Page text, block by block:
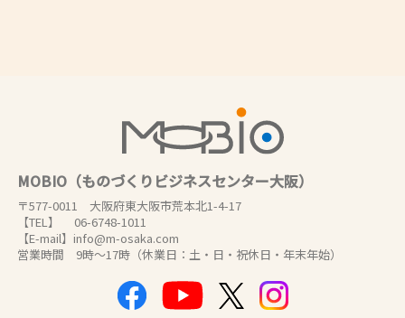
MOBIO（ものづくりビジネスセンター大阪）
〒577-0011 大阪府東大阪市荒本北1-4-17
【TEL】 06-6748-1011
【E-mail】info@m-osaka.com
営業時間 9時～17時（休業日：土・日・祝休日・年末年始）